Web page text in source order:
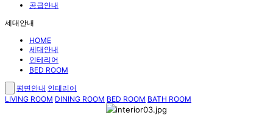
공급안내
세대안내
HOME
세대안내
인테리어
BED ROOM
평면안내 인테리어
LIVING ROOM DINING ROOM BED ROOM BATH ROOM